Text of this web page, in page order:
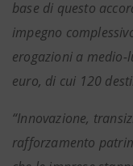
base di questo
impegno
erogazioni a
euro, di cui 120
“Innovazione,
rafforzamento